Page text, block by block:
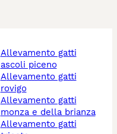
allevamento gatti
ascoli piceno
allevamento gatti
rovigo
allevamento gatti
monza e della brianza
allevamento gatti